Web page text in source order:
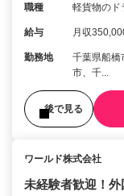
職種 軽貨物のド
給与 月収
勤務地
千葉県船橋
市、千...
後で見る
ワールド株式会社
未経験者歓迎！